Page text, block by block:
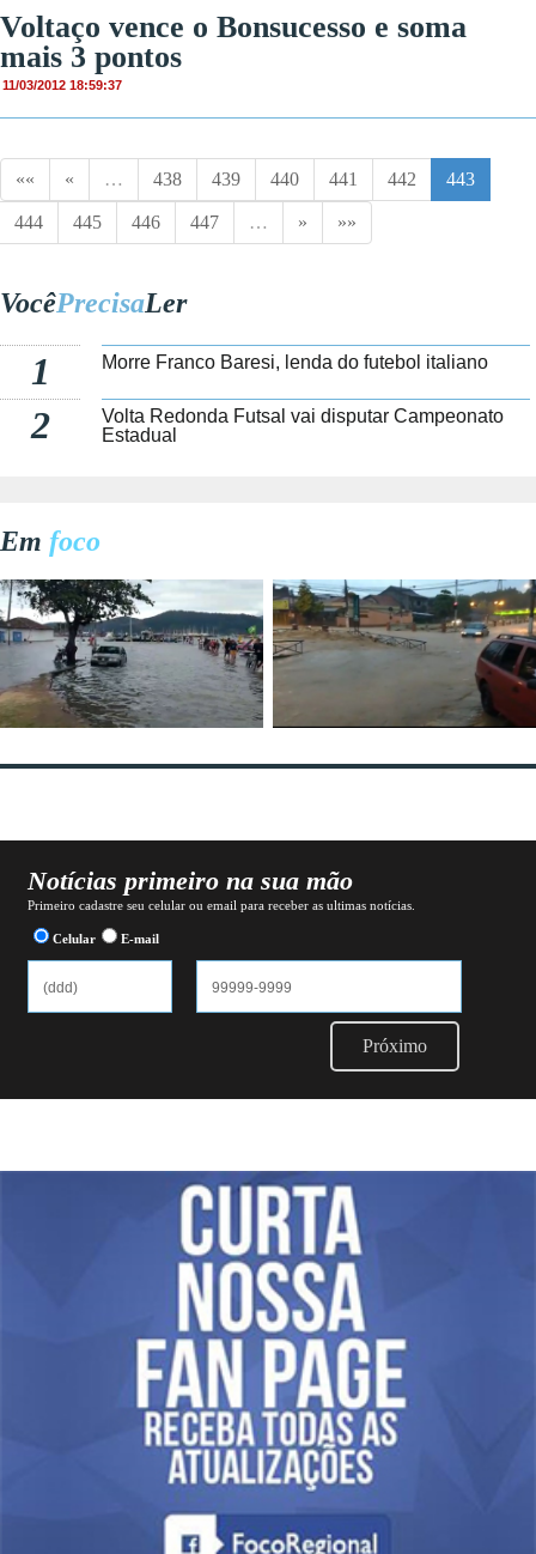
Voltaço vence o Bonsucesso e soma
mais 3 pontos
11/03/2012 18:59:37
«« « … 438 439 440 441 442 443
444 445 446 447 … » »»
VocêPrecisaLer
1 Morre Franco Baresi, lenda do futebol italiano
2
Volta Redonda Futsal vai disputar Campeonato
Estadual
Em foco
Notícias primeiro na sua mão
Primeiro cadastre seu celular ou email para receber as ultimas notícias.
Celular E-mail
Próximo